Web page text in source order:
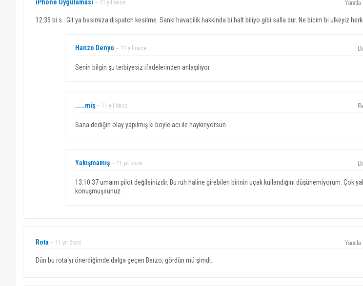
iPhone Uygulaması ~ 11 yıl önce Yanıtla
12:35 bi s.. Git ya basimiza dispatch kesilme. Sanki havacilik hakkinda bi halt biliyo gibi salla dur. Ne bicim bi ulkeyiz
Hanzo Denyo ~ 11 yıl önce
Senin bilgin şu terbiyesiz ifadelerinden anlaşılıyor.
.....miş ~ 11 yıl önce
Sana dediğin olay yapılmış ki böyle acı ile haykırıyorsun.
Yakışmamış ~ 11 yıl önce
13:10:37 umaım pilot değilsinizdir. Bu ruh haline girebilen birinin uçak kullandığını düşünemiyorum. Çok
konuşmuşsunuz.
Rota ~ 11 yıl önce Yanıtla
Dün bu rota'yı önerdiğimde dalga geçen Berzo, gördün mü şimdi.